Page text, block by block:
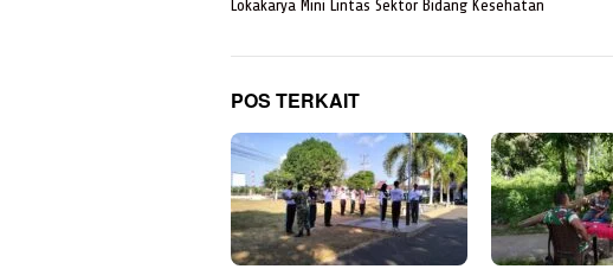
Lokakarya Mini Lintas Sektor Bidang Kesehatan
POS TERKAIT